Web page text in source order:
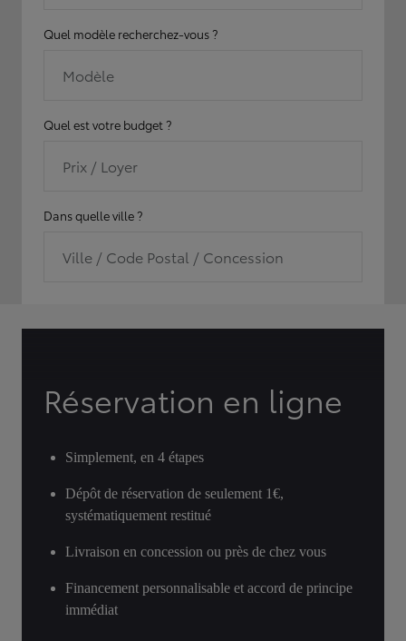
Quel modèle recherchez-vous ?
Modèle
Quel est votre budget ?
Prix / Loyer
Dans quelle ville ?
Ville / Code Postal / Concession
Réservation en ligne
Simplement, en 4 étapes
Dépôt de réservation de seulement 1€,
systématiquement restitué
Livraison en concession ou près de chez vous
Financement personnalisable et accord de principe
immédiat